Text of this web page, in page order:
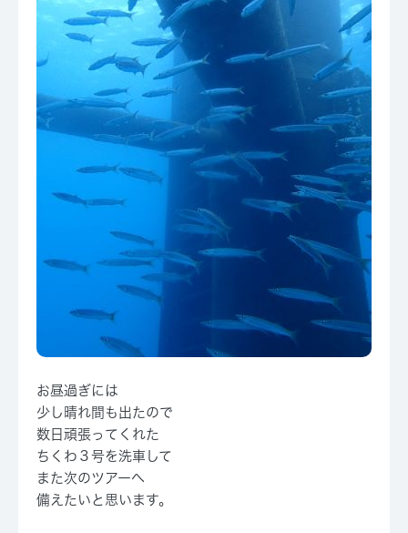
お昼過ぎには
少し晴れ間も出たので
数日頑張ってくれた
ちくわ３号を洗車して
また次のツアーへ
備えたいと思います。